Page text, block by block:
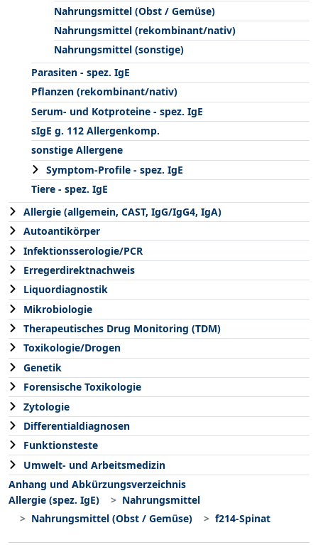
Nahrungsmittel (Obst / Gemüse)
Nahrungsmittel (rekombinant/nativ)
Nahrungsmittel (sonstige)
Parasiten - spez. IgE
Pflanzen (rekombinant/nativ)
Serum- und Kotproteine - spez. IgE
sIgE g. 112 Allergenkomp.
sonstige Allergene
Symptom-Profile - spez. IgE
Tiere - spez. IgE
Allergie (allgemein, CAST, IgG/IgG4, IgA)
Autoantikörper
Infektionsserologie/PCR
Erregerdirektnachweis
Liquordiagnostik
Mikrobiologie
Therapeutisches Drug Monitoring (TDM)
Toxikologie/Drogen
Genetik
Forensische Toxikologie
Zytologie
Differentialdiagnosen
Funktionsteste
Umwelt- und Arbeitsmedizin
Anhang und Abkürzungsverzeichnis
Allergie (spez. IgE)
Nahrungsmittel
Nahrungsmittel (Obst / Gemüse)
f214-Spinat